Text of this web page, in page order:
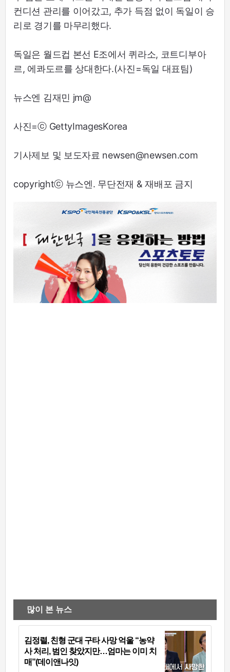
컨디션 관리를 이어갔고, 추가 득점 없이 독일이 승
리로 경기를 마무리했다.
독일은 월드컵 본선 E조에서 퀴라소, 코트디부아
르, 에콰도르를 상대한다.(사진=독일 대표팀)
뉴스엔 김재민 jm@
사진=ⓒ GettyImagesKorea
기사제보 및 보도자료 newsen@newsen.com
copyrightⓒ 뉴스엔. 무단전재 & 재배포 금지
많이 본 뉴스
김정렬, 친형 군대 구타 사망 억울 “농약
사 처리, 범인 찾았지만…엄마는 이미 치
매”(데이앤나잇)